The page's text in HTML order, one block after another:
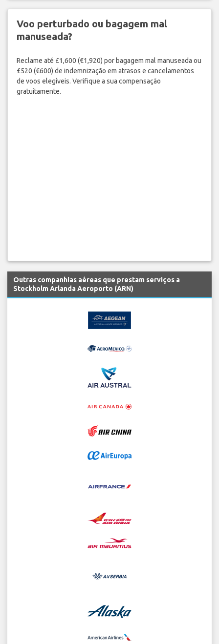
Voo perturbado ou bagagem mal
manuseada?
Reclame até £1,600 (€1,920) por bagagem mal manuseada ou
£520 (€600) de indemnização em atrasos e cancelamentos
de voos elegíveis. Verifique a sua compensação
gratuitamente.
Outras companhias aéreas que prestam serviços a
Stockholm Arlanda Aeroporto (ARN)